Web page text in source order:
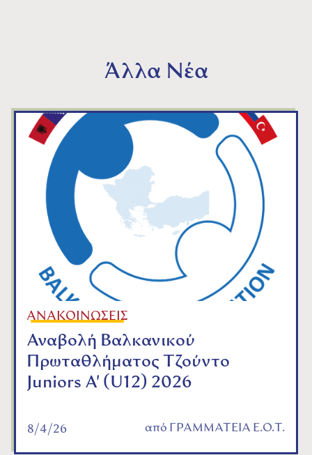
Άλλα Νέα
ΑΝΑΚΟΙΝΩΣΕΙΣ
Αναβολή Βαλκανικού
Πρωταθλήματος Τζούντο
Juniors A' (U12) 2026
8/4/26 από ΓΡΑΜΜΑΤΕΙΑ Ε.Ο.Τ.